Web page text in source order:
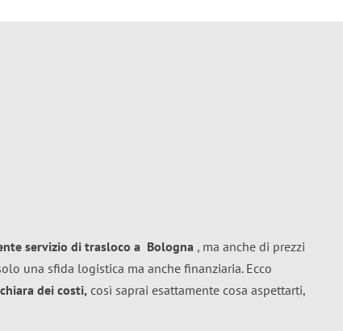
servizio di trasloco a Bologna , ma anche di prezzi
una sfida logistica ma anche finanziaria. Ecco
dei costi, così saprai esattamente cosa aspettarti,